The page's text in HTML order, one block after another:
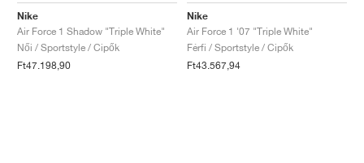
Nike
Air Force 1 Shadow "Triple White"
Női / Sportstyle / Cipők
Ft47.198,90
Nike
Air Force 1 '07 "Triple White"
Férfi / Sportstyle / Cipők
Ft43.567,94